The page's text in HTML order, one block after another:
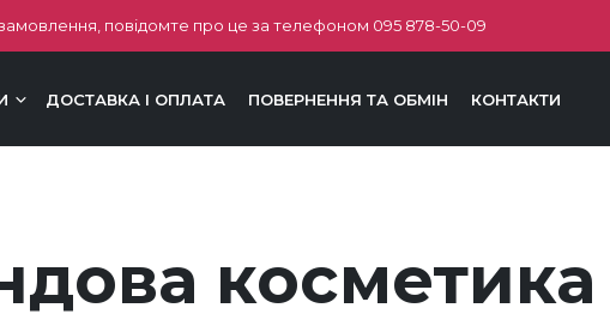
повідомте про це за телефоном 095 878-50-09
ДОСТАВКА І ОПЛАТА ПОВЕРНЕННЯ ТА ОБМІН КОНТАКТИ
косметика